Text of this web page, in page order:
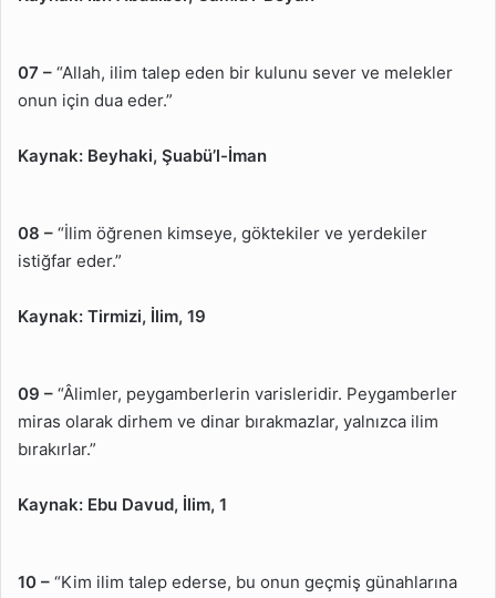
07 – “Allah, ilim talep eden bir kulunu sever ve melekler
onun için dua eder.”
Kaynak: Beyhaki, Şuabü’l-İman
08 – “İlim öğrenen kimseye, göktekiler ve yerdekiler
istiğfar eder.”
Kaynak: Tirmizi, İlim, 19
09 – “Âlimler, peygamberlerin varisleridir. Peygamberler
miras olarak dirhem ve dinar bırakmazlar, yalnızca ilim
bırakırlar.”
Kaynak: Ebu Davud, İlim, 1
10 – “Kim ilim talep ederse, bu onun geçmiş günahlarına